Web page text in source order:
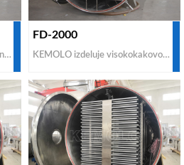
Vsi zamrzovalni sušilniki se imenujejo vakuumski zamrzovalni sušilniki. Vakuum, ki se uporablja za ta stroj, je za zmanjšanje tlaka v komori. Vakuumski zamrzovalni sušilnik FD-1500 lahko obdela 1500 kg sveže hrane na serijo. KEMOLO ponuja poceni komercialne vakuumske zamrzovalne sušilnike za prodajo. Če morate kupiti industrijski vakuumski zamrzovalni sušilnik z nizko ceno, bi bil KEMOLO ena najboljših možnosti vseh proizvajalcev.
FD-2000
KEMOLO izdeluje visokokakovostno opremo za vakuumsko sušenje z zamrzovanjem za industrijsko sušenje z zamrzovanjem. Če želite kupiti opremo za sušenje z zamrzovanjem po ugodni ceni za komercialno uporabo ali za prodajo svojim strankam od kitajskih proizvajalcev in dobaviteljev, nas kontaktirajte za nakup po nizki tovarniški ceni.